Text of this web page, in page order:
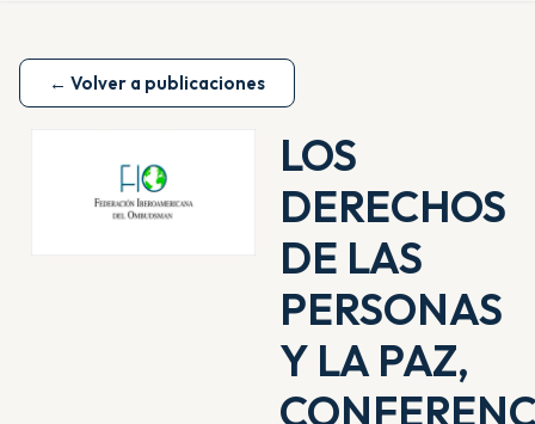
← Volver a publicaciones
LOS
DERECHOS
DE LAS
PERSONAS
Y LA PAZ,